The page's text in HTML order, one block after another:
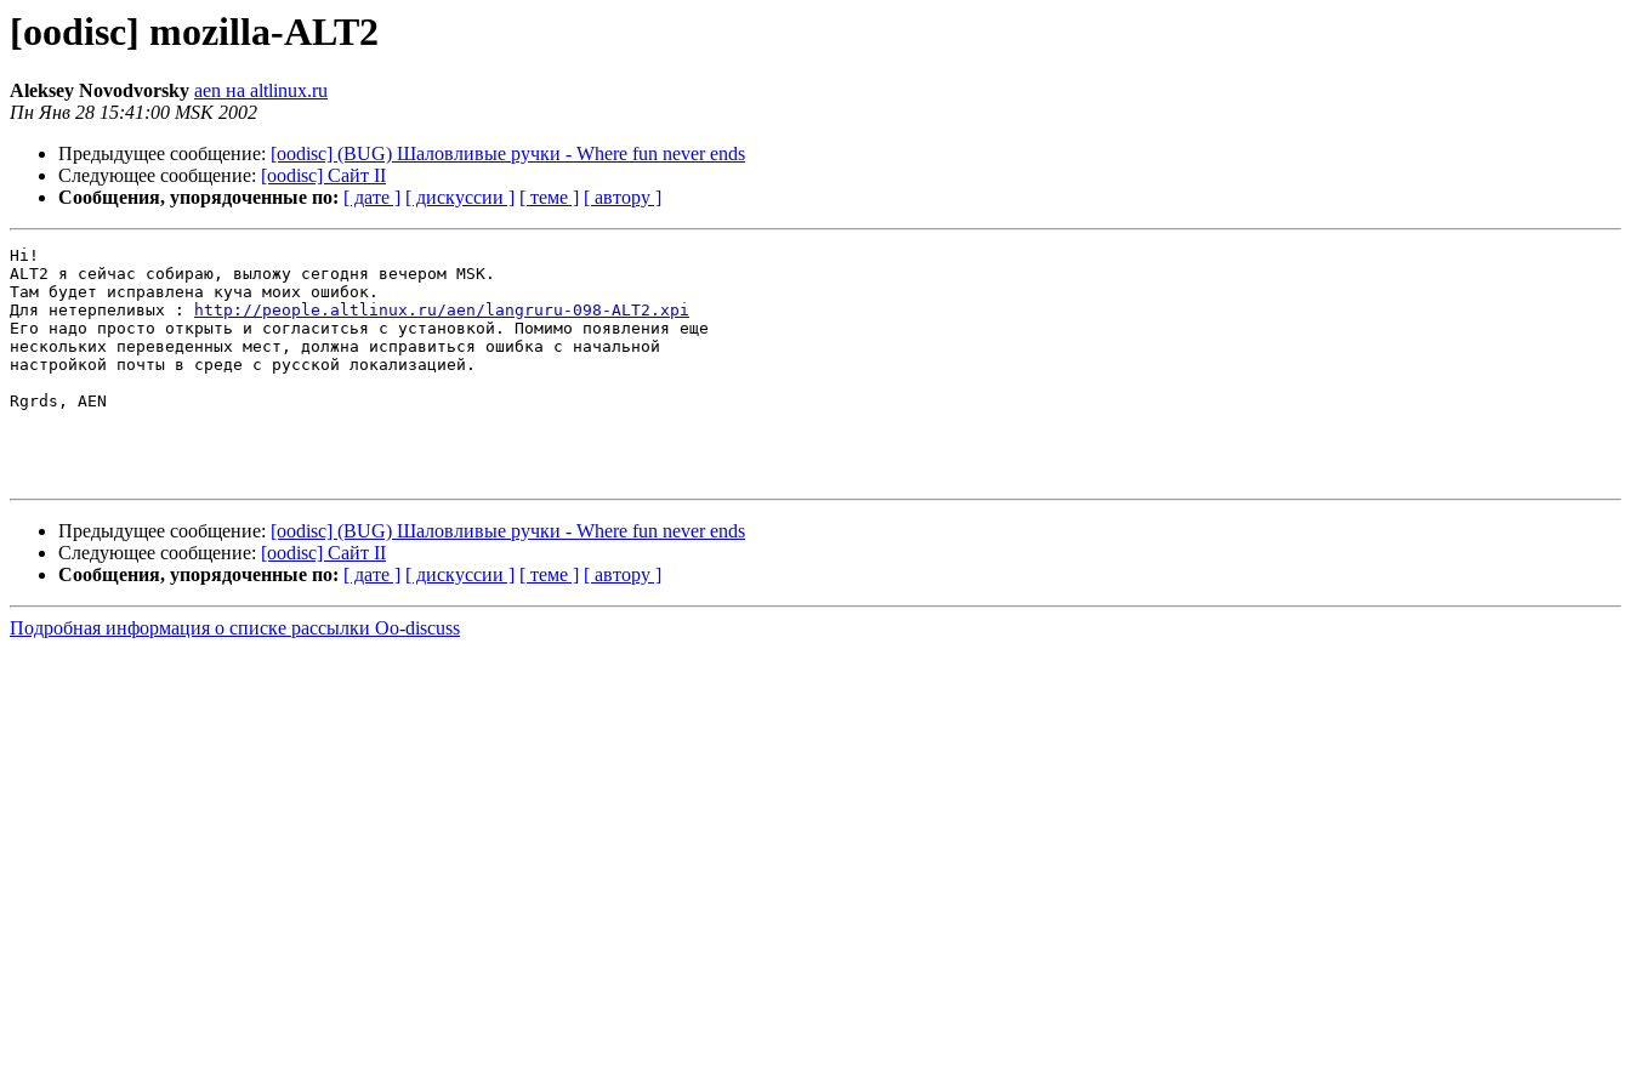
[oodisc] mozilla-ALT2
Aleksey Novodvorsky aen на altlinux.ru
Пн Янв 28 15:41:00 MSK 2002
Предыдущее сообщение: [oodisc] (BUG) Шаловливые ручки - Where fun never ends
Следующее сообщение: [oodisc] Сайт II
Сообщения, упорядоченные по: [ дате ] [ дискуссии ] [ теме ] [ автору ]
Hi!
ALT2 я сейчас собираю, выложу сегодня вечером MSK.
Там будет исправлена куча моих ошибок.
Для нетерпеливых :
http://people.altlinux.ru/aen/langruru-098-ALT2.xpi
Его надо просто открыть и согласитсья с установкой. Помимо появления еще
нескольких переведенных мест, должна исправиться ошибка с начальной
настройкой почты в среде с русской локализацией.
Rgrds, AEN
Предыдущее сообщение: [oodisc] (BUG) Шаловливые ручки - Where fun never ends
Следующее сообщение: [oodisc] Сайт II
Сообщения, упорядоченные по: [ дате ] [ дискуссии ] [ теме ] [ автору ]
Подробная информация о списке рассылки Oo-discuss